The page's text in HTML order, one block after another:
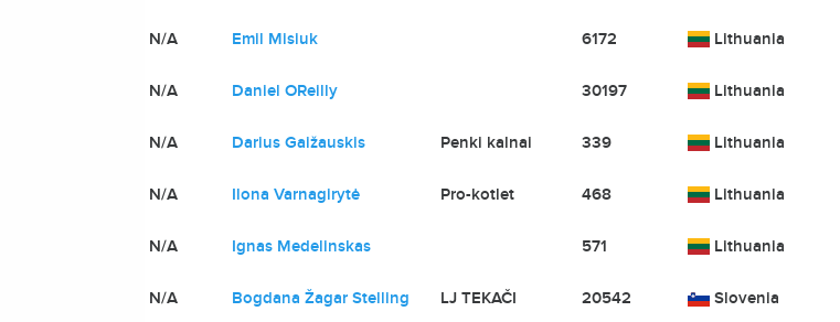
N/A Emil Misiuk 6172 Lithuania
N/A Daniel OReilly 30197 Lithuania
N/A Darius Gaižauskis Penki kalnai 339 Lithuania
N/A Ilona Varnagirytė Pro-kotlet 468 Lithuania
N/A Ignas Medelinskas 571 Lithuania
N/A Bogdana Žagar Stelling LJ TEKAČI 20542 Slovenia